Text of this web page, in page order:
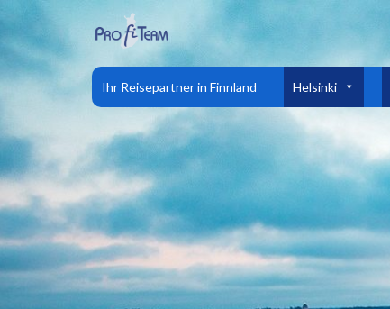
Ihr Reisepartner in Finnland Helsinki